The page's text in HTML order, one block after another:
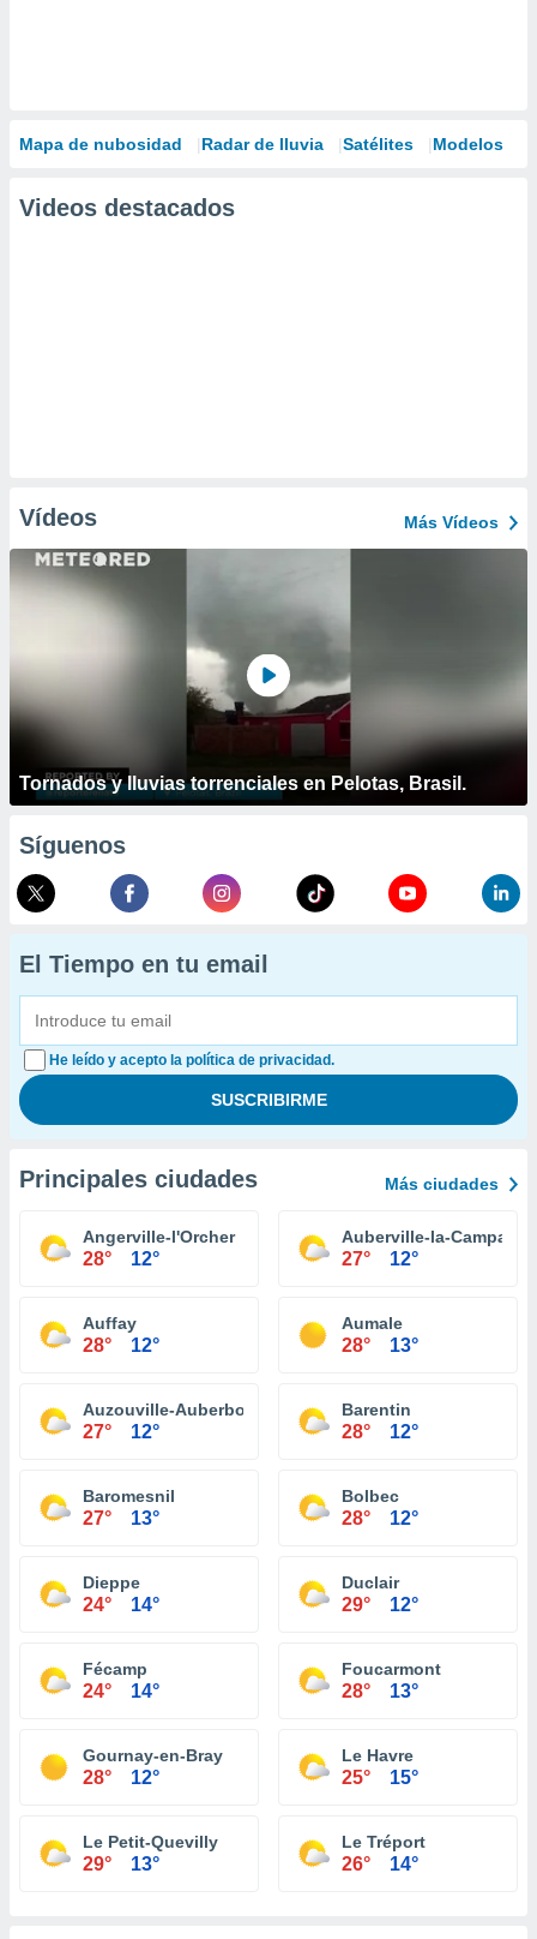
Mapa de nubosidad Radar de lluvia Satélites Modelos
Videos destacados
Vídeos Más Vídeos
Tornados y lluvias torrenciales en Pelotas, Brasil.
Síguenos
El Tiempo en tu email
He leído y acepto la política de privacidad.
Principales ciudades Más ciudades
Angerville-l'Orcher
28° 12°
Auberville-la-Campagne
27° 12°
Auffay
28° 12°
Aumale
28° 13°
Auzouville-Auberbosc
27° 12°
Barentin
28° 12°
Baromesnil
27° 13°
Bolbec
28° 12°
Dieppe
24° 14°
Duclair
29° 12°
Fécamp
24° 14°
Foucarmont
28° 13°
Gournay-en-Bray
28° 12°
Le Havre
25° 15°
Le Petit-Quevilly
29° 13°
Le Tréport
26° 14°